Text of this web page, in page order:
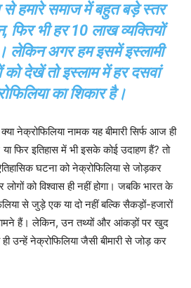
से हमारे समाज में बहुत बड़े स्तर
फिर भी हर 10 लाख व्यक्तियों
लेकिन अगर हम इसमें इस्लामी
देखें तो इस्लाम में हर दसवां
का शिकार है।
नेक्रोफिलिया नामक यह बीमारी सिर्फ आज ही
फिर इतिहास में भी इसके कोई उदाहण हैं? तो
घटना को नेक्रोफिलिया से जोड़कर
को विश्वास ही नहीं होगा। जबकि भारत के
से जुड़े एक या दो नहीं बल्कि सैकड़ों-हजारों
हैं। लेकिन, उन तथ्यों और आंकड़ों पर खुद
उन्हें नेक्रोफिलिया जैसी बीमारी से जोड़ कर